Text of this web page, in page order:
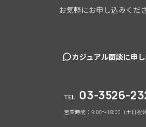
お気軽にお申し込みくだ
カジュアル面談に申
TEL 03-3526-
営業時間：9:00～18:00（土日祝休